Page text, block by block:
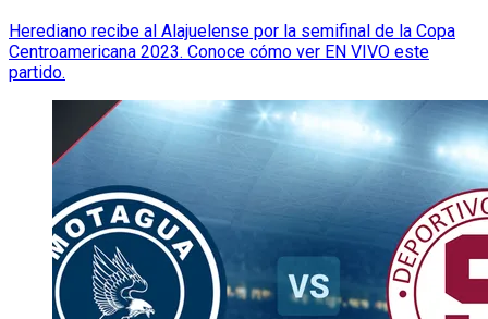
Herediano recibe al Alajuelense por la semifinal de la Copa
Centroamericana 2023. Conoce cómo ver EN VIVO este
partido.